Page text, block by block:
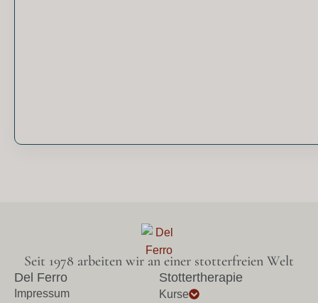
Seit 1978 arbeiten wir an einer stotterfreien Welt
Del Ferro
Impressum
Stottertherapie
Kurse